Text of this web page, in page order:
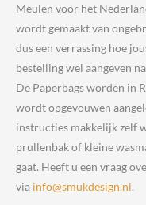
Meulen voor het
wordt gemaakt van
dus een verrassing hoe
bestelling wel aangeven
De Paperbags worden in
wordt opgevouwen
instructies makkelijk zelf
prullenbak of kleine
gaat. Heeft u een vraag
via info@smukdesign.nl.